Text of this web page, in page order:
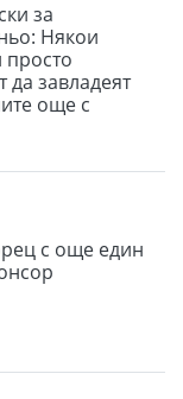
за
Някои
просто
да завладеят
още с
си
с още един